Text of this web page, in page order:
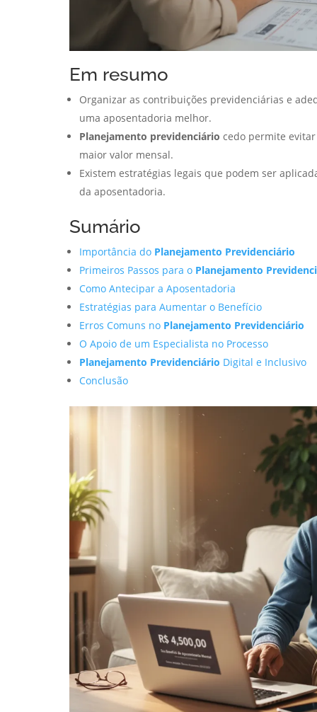
Em resumo
Organizar as contribuições previdenciárias e
uma aposentadoria melhor.
Planejamento previdenciário cedo permite
maior valor mensal.
Existem estratégias legais que podem ser
da aposentadoria.
Sumário
Importância do Planejamento Previdenciário
Primeiros Passos para o Planejamento
Como Antecipar a Aposentadoria
Estratégias para Aumentar o Benefício
Erros Comuns no Planejamento Previdenciário
O Apoio de um Especialista no Processo
Planejamento Previdenciário Digital e Inclusivo
Conclusão